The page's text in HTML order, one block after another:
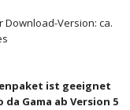
Download-Version: ca.
ist geeignet
da Gama ab Version 5